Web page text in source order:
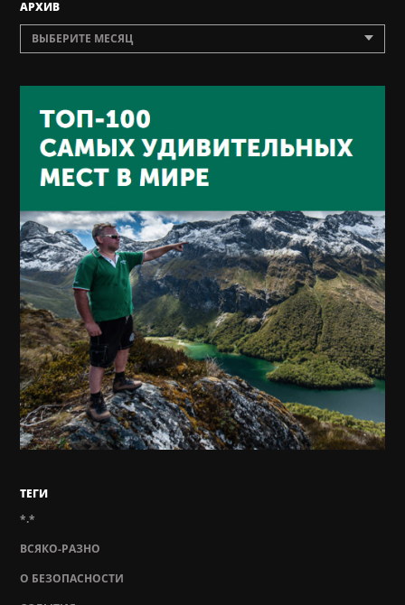
AРХИВ
ВЫБЕРИТЕ МЕСЯЦ
ТЕГИ
*.*
ВСЯКО-РАЗНО
О БЕЗОПАСНОСТИ